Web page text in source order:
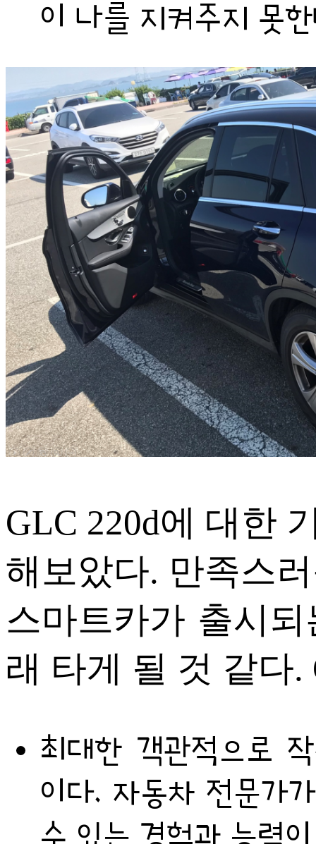
이 나를 지켜주지 못
GLC 220d에 대한
해보았다. 만족스
스마트카가 출시
래 타게 될 것 같다.
최대한 객관적으로
이다. 자동차 전문가
수 있는 경험과 능력